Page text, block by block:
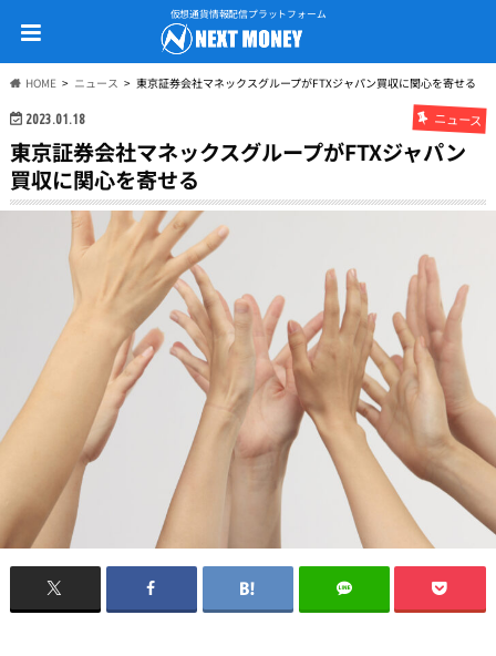
仮想通貨情報配信プラットフォーム
HOME ニュース 東京証券会社マネックスグループがFTXジャパン買収に関心を寄せる
2023.01.18 ニュース
東京証券会社マネックスグループがFTXジャパン
買収に関心を寄せる